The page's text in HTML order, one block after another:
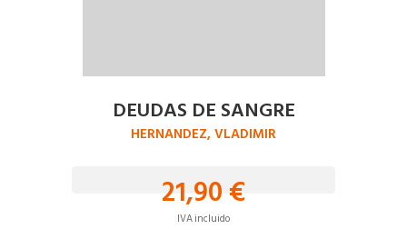
DEUDAS DE SANGRE
HERNANDEZ, VLADIMIR
21,90 €
IVA incluido